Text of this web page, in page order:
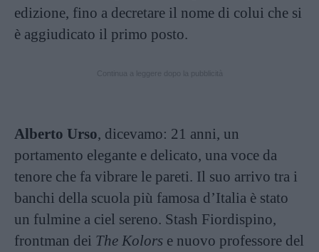
edizione, fino a decretare il nome di colui che si
è aggiudicato il primo posto.
Alberto Urso, dicevamo: 21 anni, un
portamento elegante e delicato, una voce da
tenore che fa vibrare le pareti. Il suo arrivo tra i
banchi della scuola più famosa d’Italia è stato
un fulmine a ciel sereno. Stash Fiordispino,
frontman dei The Kolors e nuovo professore del